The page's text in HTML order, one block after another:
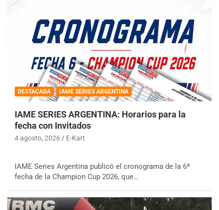
DESTACADA IAME SERIES ARGENTINA
IAME SERIES ARGENTINA: Horarios para la
fecha con Invitados
4 agosto, 2026 E-Kart
IAME Series Argentina publicó el cronograma de la 6ª
fecha de la Champion Cup 2026, que…